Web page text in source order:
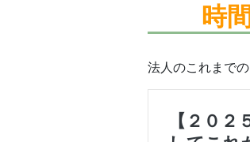
時
法人のこれまで